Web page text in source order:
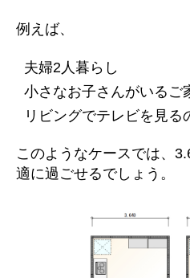
例えば、
夫婦2人暮らし
小さなお子さんがいるご
リビングでテレビを見る
このようなケースでは、
適に過ごせるでしょう。